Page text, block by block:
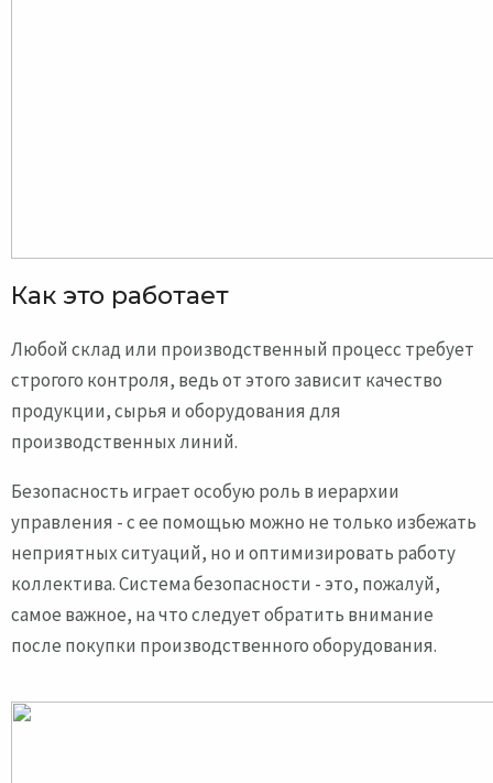
Как это работает
Любой склад или производственный процесс требует
строгого контроля, ведь от этого зависит качество
продукции, сырья и оборудования для
производственных линий.
Безопасность играет особую роль в иерархии
управления - с ее помощью можно не только избежать
неприятных ситуаций, но и оптимизировать работу
коллектива. Система безопасности - это, пожалуй,
самое важное, на что следует обратить внимание
после покупки производственного оборудования.